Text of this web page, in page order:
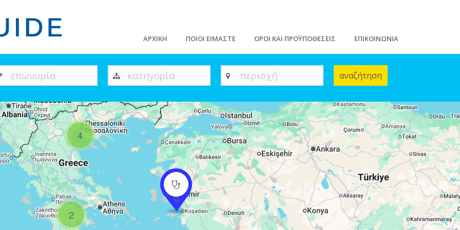
ΑΡΧΙΚΗ ΠΟΙΟΙ ΕΙΜΑΣΤΕ ΟΡΟΙ ΚΑΙ ΠΡΟΫΠΟΘΕΣΕΙΣ ΕΠΙΚΟΙΝΩΝΙΑ
επωνυμία κατηγορία περιοχή αναζήτηση
12
2
4